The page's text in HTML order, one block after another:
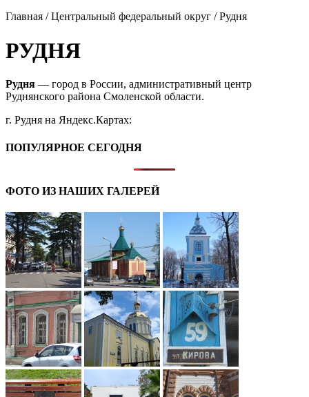
Главная /Центральный федеральный округ / Рудня
РУДНЯ
Рудня — город в России, административный центр
Руднянского района Смоленской области.
г. Рудня на Яндекс.Картах:
ПОПУЛЯРНОЕ СЕГОДНЯ
ФОТО ИЗ НАШИХ ГАЛЕРЕЙ